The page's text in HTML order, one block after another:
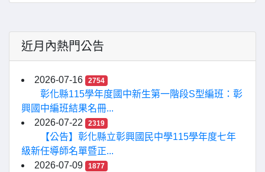
近月內熱門公告
2026-07-16 2754
彰化縣115學年度國中新生第一階段S型編班：彰
興國中編班結果名冊...
2026-07-22
2319
【公告】彰化縣立彰興國民中學115學年度七年
級新任導師名單暨正...
2026-07-09
1877